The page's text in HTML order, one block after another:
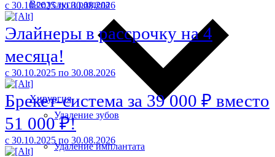
Все услуги раздела
Хирургия
Удаление зубов
Удаление имплантата
с 30.10.2025 по 30.08.2026
Элайнеры в рассрочку на 4
месяца!
с 30.10.2025 по 30.08.2026
Брекет-система за 39 000 ₽ вместо
51 000 ₽!
с 30.10.2025 по 30.08.2026